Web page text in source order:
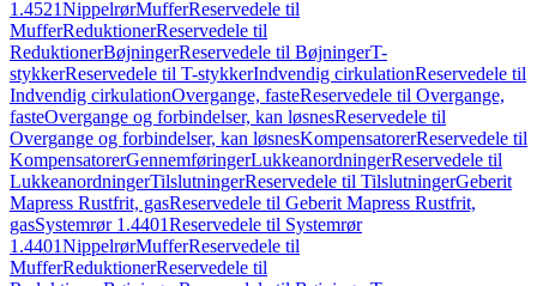
1.4521NippelrørMufferReservedele til
MufferReduktionerReservedele til
ReduktionerBøjningerReservedele til BøjningerT-
stykkerReservedele til T-stykkerIndvendig cirkulationReservedele til
Indvendig cirkulationOvergange, fasteReservedele til Overgange,
fasteOvergange og forbindelser, kan løsnesReservedele til
Overgange og forbindelser, kan løsnesKompensatorerReservedele til
KompensatorerGennemføringerLukkeanordningerReservedele til
LukkeanordningerTilslutningerReservedele til TilslutningerGeberit
Mapress Rustfrit, gasReservedele til Geberit Mapress Rustfrit,
gasSystemrør 1.4401Reservedele til Systemrør
1.4401NippelrørMufferReservedele til
MufferReduktionerReservedele til